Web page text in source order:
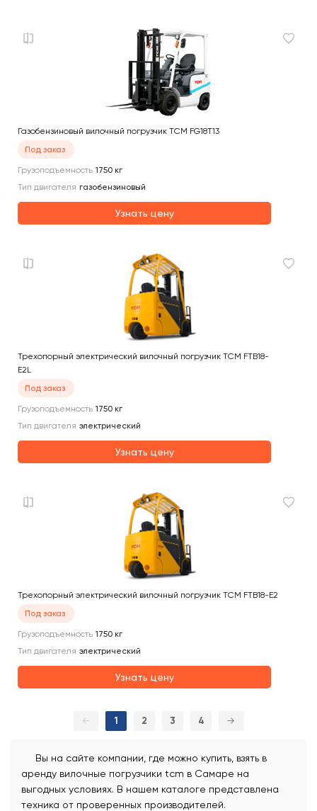
Газобензиновый вилочный погрузчик TCM FG18T13
Под заказ
Грузоподъемность 1750 кг
Тип двигателя газобензиновый
Узнать цену
Трехопорный электрический вилочный погрузчик TCM FTB18-
E2L
Под заказ
Грузоподъемность 1750 кг
Тип двигателя электрический
Узнать цену
Трехопорный электрический вилочный погрузчик TCM FTB18-E2
Под заказ
Грузоподъемность 1750 кг
Тип двигателя электрический
Узнать цену
← 1 2 3 4 →
Вы на сайте компании, где можно купить, взять в
аренду вилочные погрузчики tcm в Самаре на
выгодных условиях. В нашем каталоге представлена
техника от проверенных производителей.